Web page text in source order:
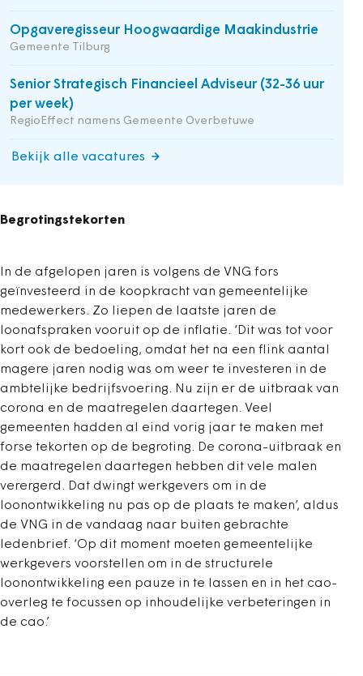
Opgaveregisseur Hoogwaardige Maakindustrie
Gemeente Tilburg
Senior Strategisch Financieel Adviseur (32-36 uur
per week)
RegioEffect namens Gemeente Overbetuwe
Bekijk alle vacatures
Begrotingstekorten
In de afgelopen jaren is volgens de VNG fors
geïnvesteerd in de koopkracht van gemeentelijke
medewerkers. Zo liepen de laatste jaren de
loonafspraken vooruit op de inflatie. ‘Dit was tot voor
kort ook de bedoeling, omdat het na een flink aantal
magere jaren nodig was om weer te investeren in de
ambtelijke bedrijfsvoering. Nu zijn er de uitbraak van
corona en de maatregelen daartegen. Veel
gemeenten hadden al eind vorig jaar te maken met
forse tekorten op de begroting. De corona-uitbraak en
de maatregelen daartegen hebben dit vele malen
verergerd. Dat dwingt werkgevers om in de
loonontwikkeling nu pas op de plaats te maken’, aldus
de VNG in de vandaag naar buiten gebrachte
ledenbrief. ‘Op dit moment moeten gemeentelijke
werkgevers voorstellen om in de structurele
loonontwikkeling een pauze in te lassen en in het cao-
overleg te focussen op inhoudelijke verbeteringen in
de cao.’